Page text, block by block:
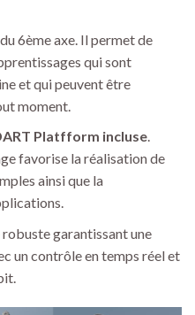
6ème axe. Il permet de
qui sont
et qui peuvent être
moment.
Platfform incluse.
favorise la réalisation de
ainsi que la
garantissant une
un contrôle en temps réel et